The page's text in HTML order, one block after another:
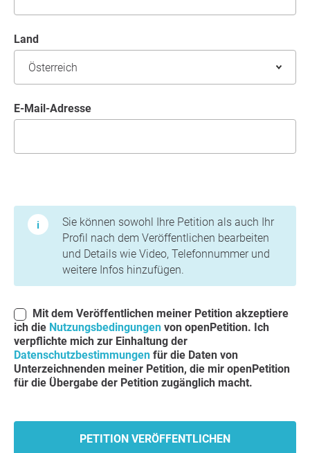
Land
E-Mail-Adresse
Sie können sowohl Ihre Petition als auch Ihr
Profil nach dem Veröffentlichen bearbeiten
und Details wie Video, Telefonnummer und
weitere Infos hinzufügen.
ich die Nutzungsbedingungen von openPetition. Ich
verpflichte mich zur Einhaltung der
Datenschutzbestimmungen für die Daten von
Unterzeichnenden meiner Petition, die mir openPetition
für die Übergabe der Petition zugänglich macht.
PETITION VERÖFFENTLICHEN